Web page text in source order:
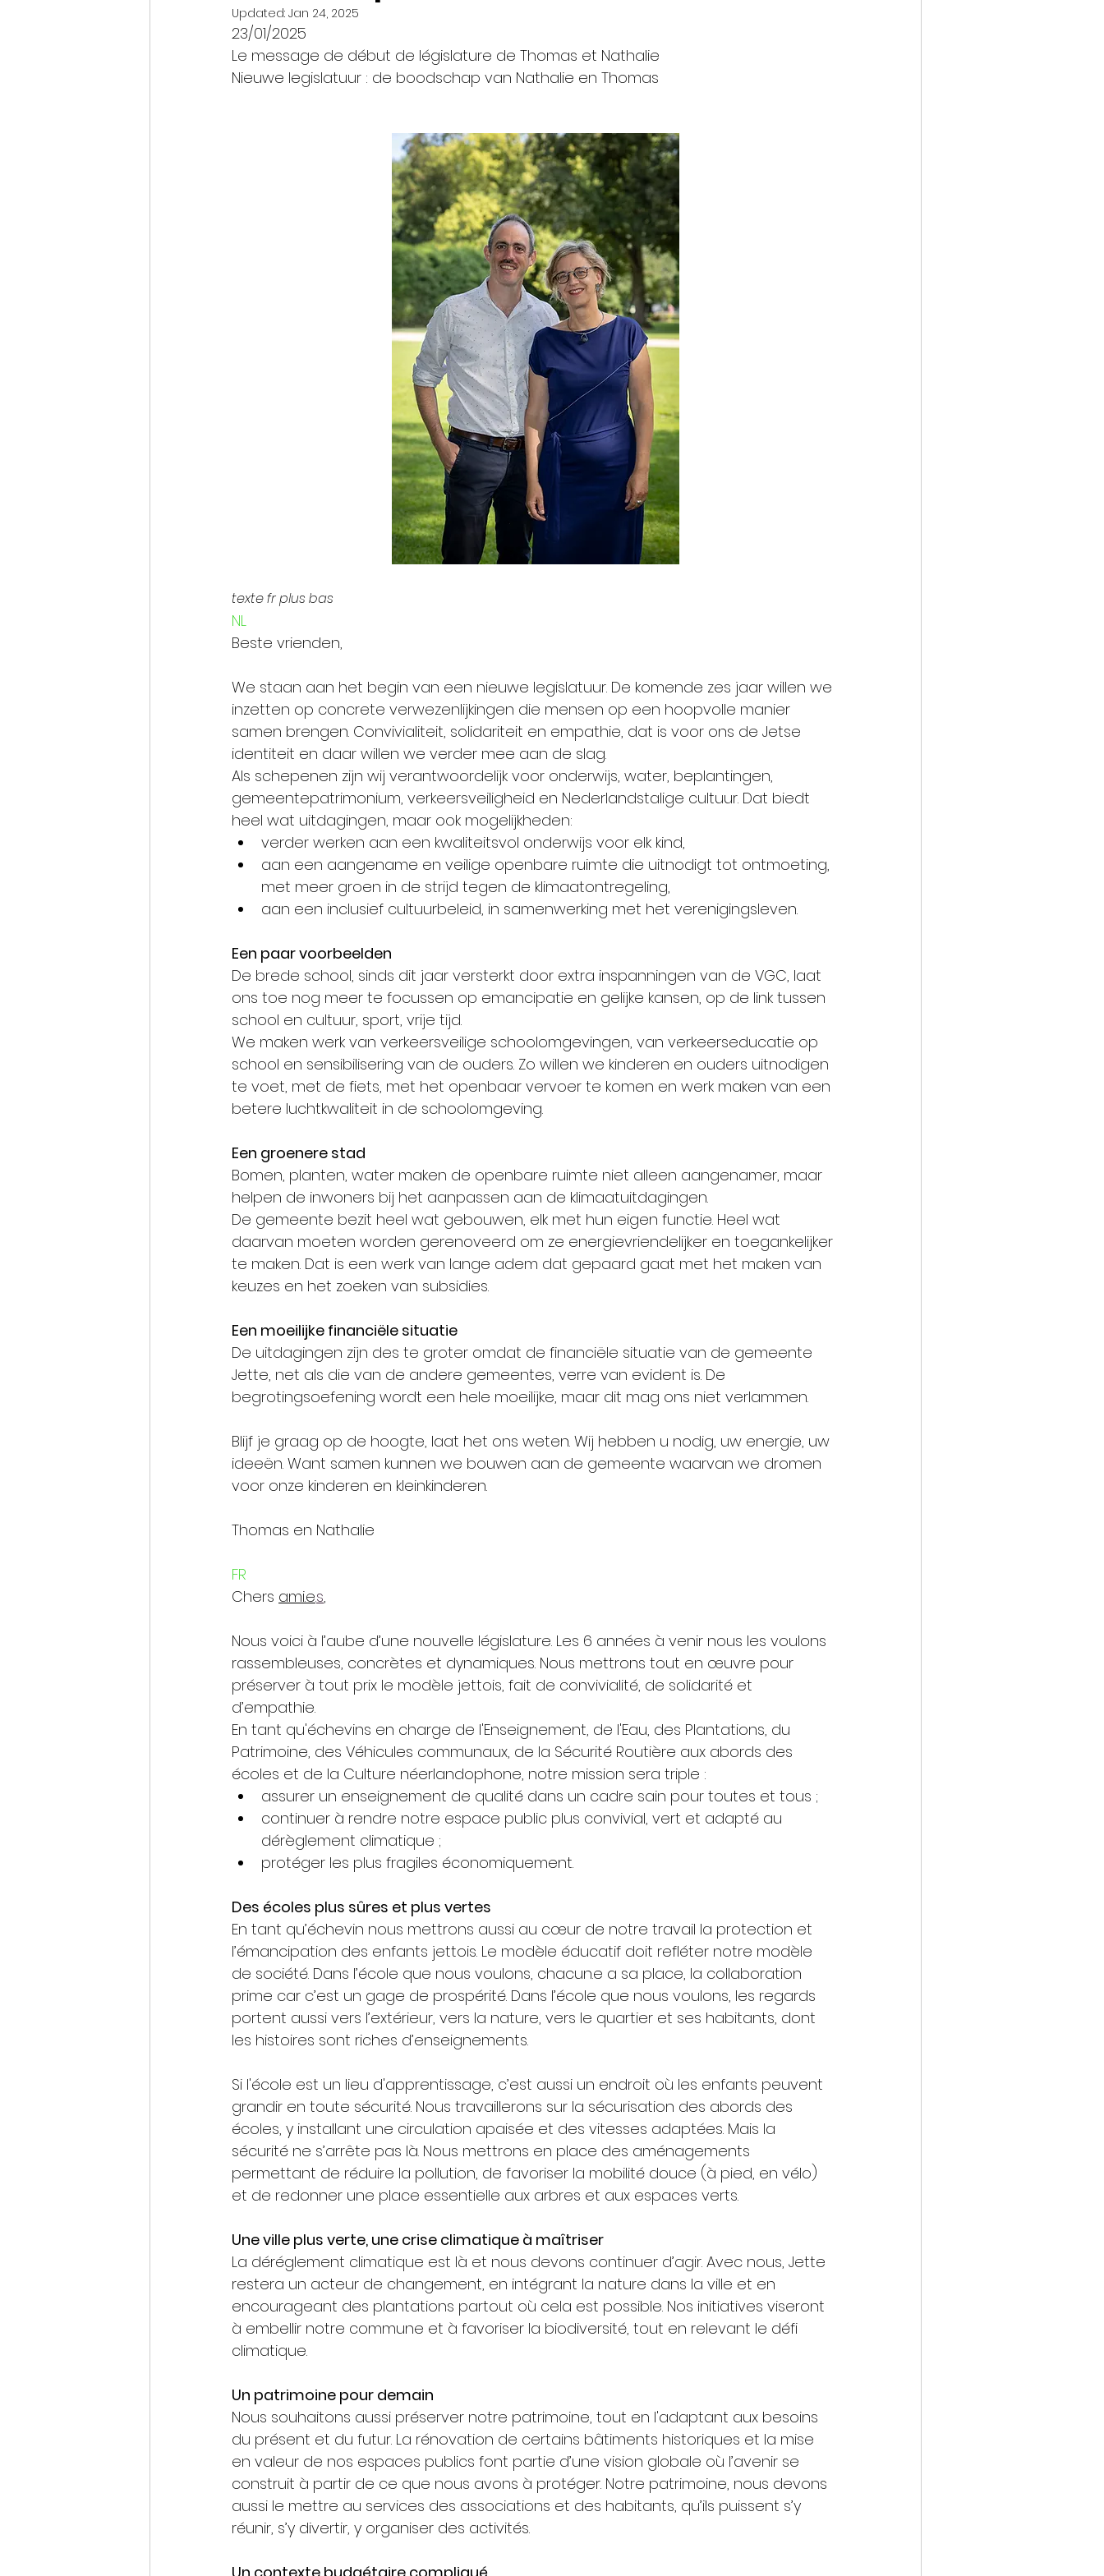
Updated: Jan 24, 2025
23/01/2025
Le message de début de législature de Thomas et Nathalie
Nieuwe legislatuur : de boodschap van Nathalie en Thomas
texte fr plus bas
NL
Beste vrienden,
We staan aan het begin van een nieuwe legislatuur. De komende zes jaar willen we
inzetten op concrete verwezenlijkingen die mensen op een hoopvolle manier
samen brengen. Convivialiteit, solidariteit en empathie, dat is voor ons de Jetse
identiteit en daar willen we verder mee aan de slag.
Als schepenen zijn wij verantwoordelijk voor onderwijs, water, beplantingen,
gemeentepatrimonium, verkeersveiligheid en Nederlandstalige cultuur. Dat biedt
heel wat uitdagingen, maar ook mogelijkheden:
verder werken aan een kwaliteitsvol onderwijs voor elk kind,
aan een aangename en veilige openbare ruimte die uitnodigt tot ontmoeting,
met meer groen in de strijd tegen de klimaatontregeling,
aan een inclusief cultuurbeleid, in samenwerking met het verenigingsleven.
Een paar voorbeelden
De brede school, sinds dit jaar versterkt door extra inspanningen van de VGC, laat
ons toe nog meer te focussen op emancipatie en gelijke kansen, op de link tussen
school en cultuur, sport, vrije tijd.
We maken werk van verkeersveilige schoolomgevingen, van verkeerseducatie op
school en sensibilisering van de ouders. Zo willen we kinderen en ouders uitnodigen
te voet, met de fiets, met het openbaar vervoer te komen en werk maken van een
betere luchtkwaliteit in de schoolomgeving.
Een groenere stad
Bomen, planten, water maken de openbare ruimte niet alleen aangenamer, maar
helpen de inwoners bij het aanpassen aan de klimaatuitdagingen.
De gemeente bezit heel wat gebouwen, elk met hun eigen functie. Heel wat
daarvan moeten worden gerenoveerd om ze energievriendelijker en toegankelijker
te maken. Dat is een werk van lange adem dat gepaard gaat met het maken van
keuzes en het zoeken van subsidies.
Een moeilijke financiële situatie
De uitdagingen zijn des te groter omdat de financiële situatie van de gemeente
Jette, net als die van de andere gemeentes, verre van evident is. De
begrotingsoefening wordt een hele moeilijke, maar dit mag ons niet verlammen.
Blijf je graag op de hoogte, laat het ons weten. Wij hebben u nodig, uw energie, uw
ideeën. Want samen kunnen we bouwen aan de gemeente waarvan we dromen
voor onze kinderen en kleinkinderen.
Thomas en Nathalie
FR
Chers ami.e.s,
Nous voici à l’aube d’une nouvelle législature. Les 6 années à venir nous les voulons
rassembleuses, concrètes et dynamiques. Nous mettrons tout en œuvre pour
préserver à tout prix le modèle jettois, fait de convivialité, de solidarité et
d’empathie.
En tant qu'échevins en charge de l'Enseignement, de l'Eau, des Plantations, du
Patrimoine, des Véhicules communaux, de la Sécurité Routière aux abords des
écoles et de la Culture néerlandophone, notre mission sera triple :
assurer un enseignement de qualité dans un cadre sain pour toutes et tous ;
continuer à rendre notre espace public plus convivial, vert et adapté au
dérèglement climatique ;
protéger les plus fragiles économiquement.
Des écoles plus sûres et plus vertes
En tant qu’échevin nous mettrons aussi au cœur de notre travail la protection et
l’émancipation des enfants jettois. Le modèle éducatif doit refléter notre modèle
de société. Dans l’école que nous voulons, chacun.e a sa place, la collaboration
prime car c’est un gage de prospérité. Dans l’école que nous voulons, les regards
portent aussi vers l’extérieur, vers la nature, vers le quartier et ses habitants, dont
les histoires sont riches d’enseignements.
Si l'école est un lieu d'apprentissage, c’est aussi un endroit où les enfants peuvent
grandir en toute sécurité. Nous travaillerons sur la sécurisation des abords des
écoles, y installant une circulation apaisée et des vitesses adaptées. Mais la
sécurité ne s’arrête pas là. Nous mettrons en place des aménagements
permettant de réduire la pollution, de favoriser la mobilité douce (à pied, en vélo)
et de redonner une place essentielle aux arbres et aux espaces verts.
Une ville plus verte, une crise climatique à maîtriser
La déréglement climatique est là et nous devons continuer d’agir. Avec nous, Jette
restera un acteur de changement, en intégrant la nature dans la ville et en
encourageant des plantations partout où cela est possible. Nos initiatives viseront
à embellir notre commune et à favoriser la biodiversité, tout en relevant le défi
climatique.
Un patrimoine pour demain
Nous souhaitons aussi préserver notre patrimoine, tout en l'adaptant aux besoins
du présent et du futur. La rénovation de certains bâtiments historiques et la mise
en valeur de nos espaces publics font partie d’une vision globale où l’avenir se
construit à partir de ce que nous avons à protéger. Notre patrimoine, nous devons
aussi le mettre au services des associations et des habitants, qu’ils puissent s’y
réunir, s’y divertir, y organiser des activités.